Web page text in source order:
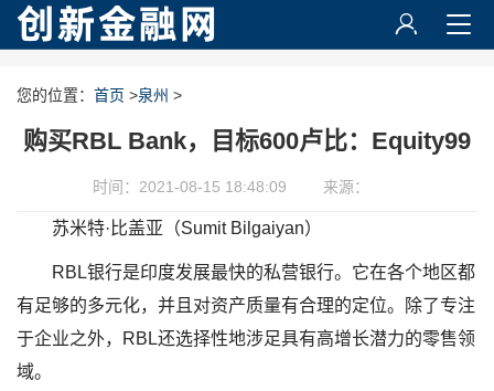
您的位置： 首页 >泉州 >
购买RBL Bank，目标600卢比：Equity99
时间：2021-08-15 18:48:09 来源：
苏米特·比盖亚（Sumit Bilgaiyan）
RBL银行是印度发展最快的私营银行。它在各个地区都
有足够的多元化，并且对资产质量有合理的定位。除了专注
于企业之外，RBL还选择性地涉足具有高增长潜力的零售领
域。